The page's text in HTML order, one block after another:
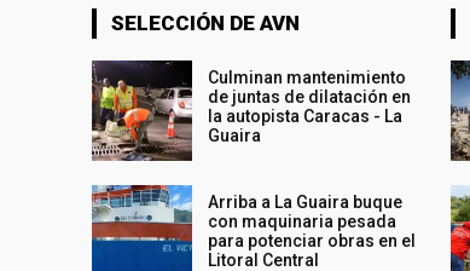
SELECCIÓN DE AVN
Culminan mantenimiento
de juntas de dilatación en
la autopista Caracas - La
Guaira
Arriba a La Guaira buque
con maquinaria pesada
para potenciar obras en el
Litoral Central